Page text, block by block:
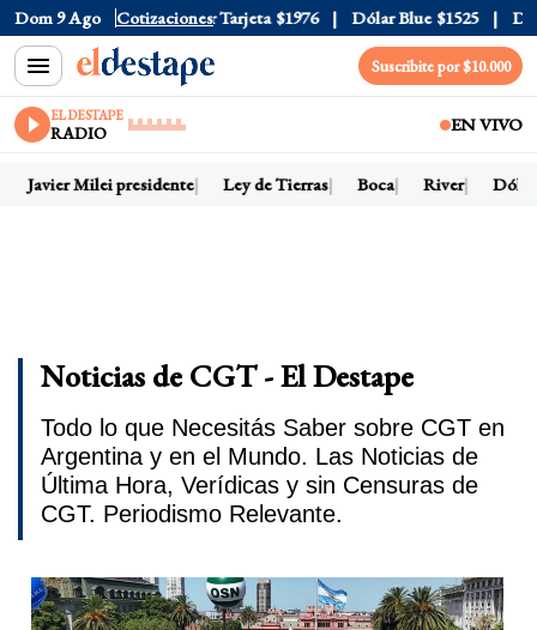
Dom 9 Ago Cotizaciones
$1520 Dólar Tarjeta $1976 Dólar Blue $1525 Dólar
Suscribite por $10.000
EL DESTAPE
RADIO EN VIVO
Javier Milei presidente Ley de Tierras Boca River Dólar
Noticias de CGT - El Destape
Todo lo que Necesitás Saber sobre CGT en
Argentina y en el Mundo. Las Noticias de
Última Hora, Verídicas y sin Censuras de
CGT. Periodismo Relevante.